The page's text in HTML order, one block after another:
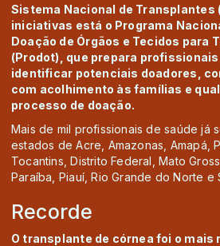
Sistema Nacional de Transplantes
iniciativas está o Programa
Doação de Órgãos e Tecidos para
(Prodot), que prepara profissionais
identificar potenciais doadores,
com acolhimento às famílias e
processo de doação.
Mais de mil profissionais de saúde já
estados de Acre, Amazonas, Amapá,
Tocantins, Distrito Federal, Mato
Paraíba, Piauí, Rio Grande do Norte e
Recorde
O transplante de córnea foi o mais